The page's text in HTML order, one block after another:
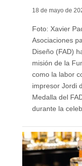
18 de mayo de
Foto: Xavier
Asociaciones
Diseño (FAD)
misión de la
como la labor
impresor Jordi
Medalla del
durante la